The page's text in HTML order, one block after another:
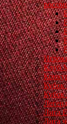
Клуб
Кубок
Кубок
Лига
Лига